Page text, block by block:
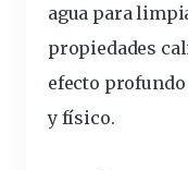
agua para
propiedades
efecto
y físico.